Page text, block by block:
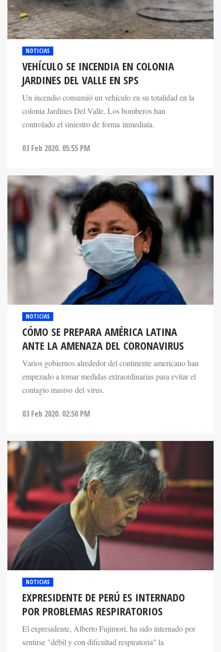
NOTICIAS
VEHÍCULO SE INCENDIA EN COLONIA
JARDINES DEL VALLE EN SPS
Un incendio consumió un vehículo en su totalidad en la
colonia Jardines Del Valle. Los bomberos han
controlado el siniestro de forma inmediata.
03 Feb 2020. 05:55 PM
NOTICIAS
CÓMO SE PREPARA AMÉRICA LATINA
ANTE LA AMENAZA DEL CORONAVIRUS
Varios gobiernos alrededor del continente americano han
empezado a tomar medidas extraordinarias para evitar el
contagio masivo del virus.
03 Feb 2020. 02:50 PM
NOTICIAS
EXPRESIDENTE DE PERÚ ES INTERNADO
POR PROBLEMAS RESPIRATORIOS
El expresidente, Alberto Fujimori, ha sido internado por
sentirse "débil y con dificultad respiratoria" la